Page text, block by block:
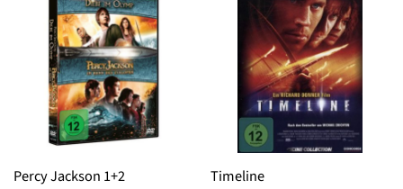
Percy Jackson 1+2
Timeline